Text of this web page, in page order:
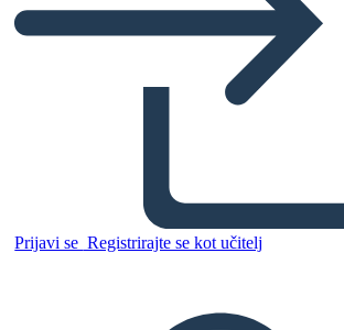
Prijavi se Registrirajte se kot učitelj
Dil Şablonu
Kopirajte to snemalno knjigo
SNEMALNO KNJIGO